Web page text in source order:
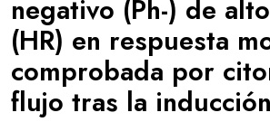
negativo (Ph-) de
(HR) en respuesta
comprobada por
flujo tras la